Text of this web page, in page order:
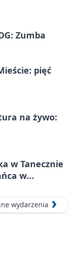
Zumba
pięć
na żywo:
w Tanecznie
w
wydarzenia